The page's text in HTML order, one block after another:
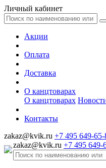
Личный кабинет
Акции
Оплата
Доставка
О канцтоварах
О канцтоварах
Контакты
zakaz@kvik.ru +7 495 649-65-
zakaz@kvik.ru +7 495 649-